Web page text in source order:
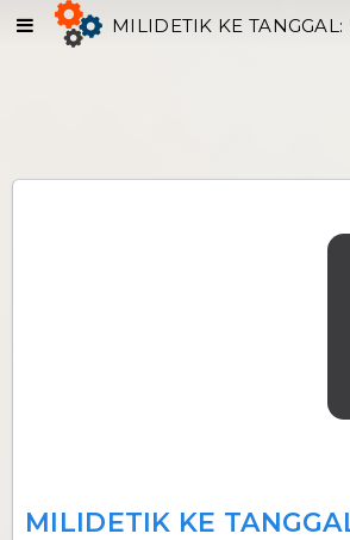
MILIDETIK KE
MILIDETIK KE